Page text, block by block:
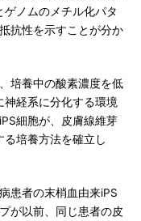
ノムのメチル化パタ
抗性を示すことが分か
培養中の酸素濃度を低
神経系に分化する環境
細胞が、皮膚線維芽
培養方法を確立し
患者の末梢血由来iPS
が以前、同じ患者の皮